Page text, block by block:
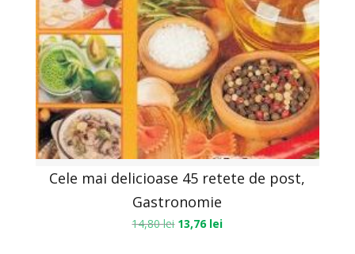
Cele mai delicioase 45 retete de post,
Gastronomie
14,80lei 13,76 lei